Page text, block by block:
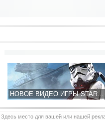
НОВОЕ ВИДЕО ИГРЫ STAR WARS: BATTLEFRONT ПОЯВИЛОСЬ В СЕТИ
Здесь место для вашей или нашей